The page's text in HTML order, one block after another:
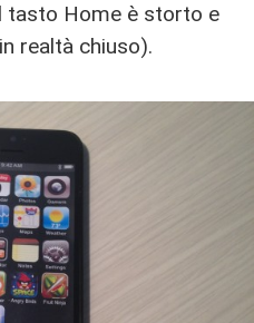
tasto Home è storto e
realtà chiuso).